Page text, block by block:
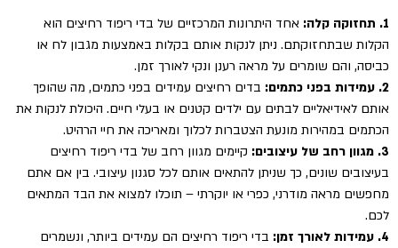
1. תחזוקה קלה:
אחד היתרונות המרכזיים של בדי ריפוד רחיצים הוא
הקלות שבתחזוקתם. ניתן לנקות אותם בקלות באמצעות מגבון לח או
כביסה, והם שומרים על מראה רענן ונקי לאורך זמן.
2. עמידות בפני כתמים:
בדים רחיצים עמידים בפני כתמים, מה שהופך
אותם לאידיאליים לבתים עם ילדים קטנים או בעלי חיים. היכולת לנקות את
הכתמים במהירות מונעת הצטברות לכלוך ומאריכה את חיי הרהיט.
3. מגוון רחב של עיצובים:
קיימים מגוון רחב של בדי ריפוד רחיצים
בעיצובים שונים, כך שניתן להתאים אותם לכל סגנון עיצובי. בין אם אתם
מחפשים מראה מודרני, כפרי או יוקרתי – תוכלו למצוא את הבד המתאים
לכם.
4. עמידות לאורך זמן:
בדי ריפוד רחיצים הם עמידים ביותר, ונשמרים